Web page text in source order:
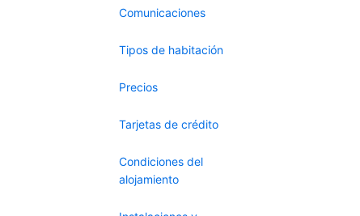
Comunicaciones
Tipos de habitación
Precios
Tarjetas de crédito
Condiciones del
alojamiento